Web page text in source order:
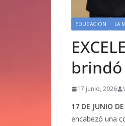
EDUCACIÓN LA
17 junio, 2026
17 DE JUNIO
encabezó una